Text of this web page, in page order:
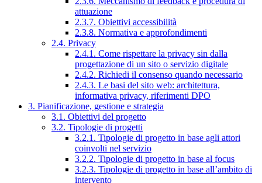
attuazione
2.3.7. Obiettivi accessibilità
2.3.8. Normativa e approfondimenti
2.4. Privacy
2.4.1. Come rispettare la privacy sin dalla
progettazione di un sito o servizio digitale
2.4.2. Richiedi il consenso quando necessario
2.4.3. Le basi del sito web: architettura,
informativa privacy, riferimenti DPO
3. Pianificazione, gestione e strategia
3.1. Obiettivi del progetto
3.2. Tipologie di progetti
3.2.1. Tipologie di progetto in base agli attori
coinvolti nel servizio
3.2.2. Tipologie di progetto in base al focus
3.2.3. Tipologie di progetto in base all’ambito di
intervento